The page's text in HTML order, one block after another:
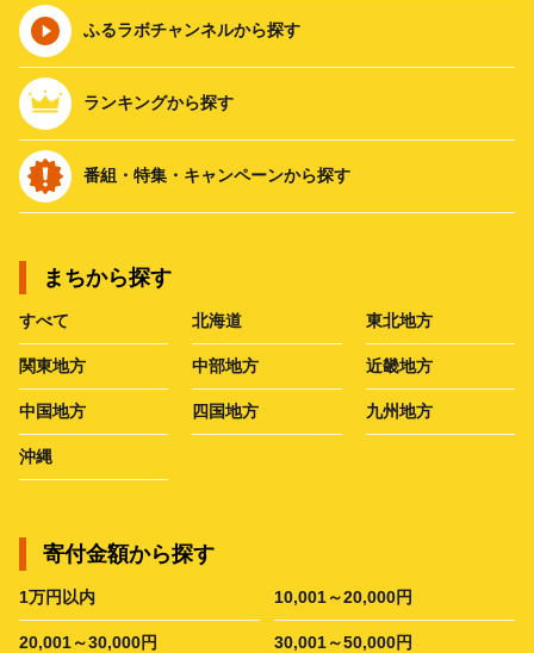
ふるラボチャンネルから探す
ランキングから探す
番組・特集・キャンペーンから探す
まちから探す
すべて 北海道 東北地方
関東地方 中部地方 近畿地方
中国地方 四国地方 九州地方
沖縄
寄付金額から探す
1万円以内 10,001～20,000円
20,001～30,000円 30,001～50,000円